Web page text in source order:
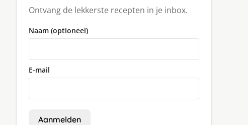
Ontvang de lekkerste recepten in je inbox.
Naam (optioneel)
E-mail
Aanmelden